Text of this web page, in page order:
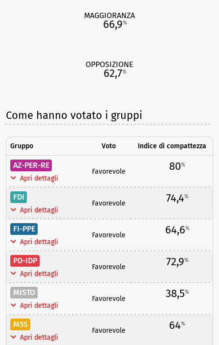
MAGGIORANZA
66,9%
OPPOSIZIONE
62,7%
Come hanno votato i gruppi
Gruppo Voto Indice di compattezza
AZ-PER-RE
Apri dettagli
Favorevole 80%
FDI
Apri dettagli
Favorevole 74,4%
FI-PPE
Apri dettagli
Favorevole 64,6%
PD-IDP
Apri dettagli
Favorevole 72,9%
MISTO
Apri dettagli
Favorevole 38,5%
M5S
Apri dettagli
Favorevole 64%